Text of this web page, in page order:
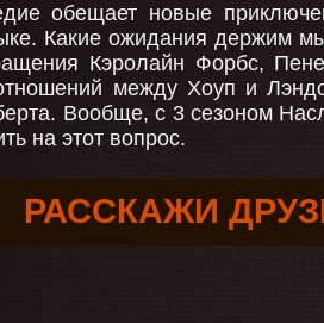
обещает новые
Какие ожидания держим
Кэролайн Форбс,
между Хоуп и
Вообще, с 3 сезоном
на этот вопрос.
РАССКАЖИ